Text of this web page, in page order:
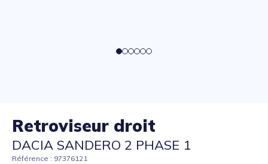
Retroviseur droit
DACIA SANDERO 2 PHASE 1
Référence : 97376121